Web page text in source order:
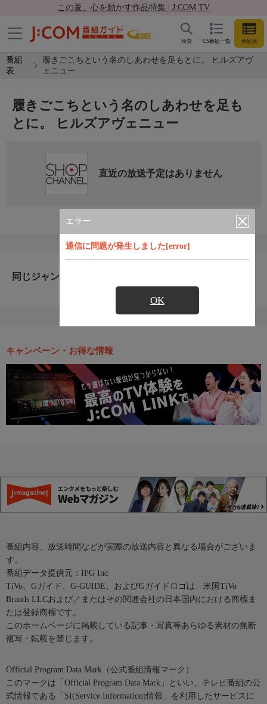
この夏、心を動かす作品特集 | J:COM TV
CS番組一覧 番組表
検索
番組
表
履きごこちという名のしあわせを足もとに。 ヒルズアヴ
ェニュー
エラー
通信に問題が発生しました[error]
OK
履きごこちという名のしあわせを足も
とに。 ヒルズアヴェニュー
直近の放送予定はありません
同じジャンルのおすすめ番組
キャンペーン・お得な情報
番組内容、放送時間などが実際の放送内容と異なる場合がございま
す。
番組データ提供元：IPG Inc.
TiVo、Gガイド、G-GUIDE、およびGガイドロゴは、米国TiVo
Brands LLCおよび／またはその関連会社の日本国内における商標ま
たは登録商標です。
このホームページに掲載している記事・写真等あらゆる素材の無断
複写・転載を禁じます。
Official Program Data Mark（公式番組情報マーク）
このマークは「Official Program Data Mark」といい、テレビ番組の公
式情報である「SI(Service Information)情報」を利用したサービスに